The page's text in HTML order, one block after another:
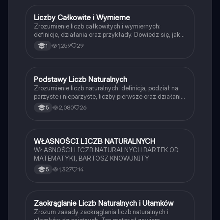
Matematyka
Liczby Całkowite i Wymierne
Zrozumienie liczb całkowitych i wymiernych:
definicje, działania oraz przykłady. Dowiedz się, jak
operować na liczbach całkowitych (Z) i wymiernych
(Q) oraz poznaj podstawowe zasady ich stosowania.
1 1,259 29
Matematyka
Podstawy Liczb Naturalnych
Zrozumienie liczb naturalnych: definicja, podział na
parzyste i nieparzyste, liczby pierwsze oraz działania
matematyczne. Idealne dla uczniów szukających
klarownych wyjaśnień i przykładów. Typ:
5 2,080 26
Matematyka
WŁASNOŚCI LICZB NATURALNYCH
WŁASNOŚCI LICZB NATURALNYCH BARTEK OD
MATEMATYKI, BARTOSZ KNOWUNITY
5 1,327 14
Matematyka
Zaokrąglanie Liczb Naturalnych i Ułamków
Zrozum zasady zaokrąglania liczb naturalnych i